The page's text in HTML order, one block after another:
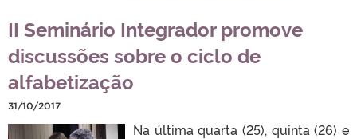
TELEFONES
II Seminário Integrador promove
discussões sobre o ciclo de
alfabetização
31/10/2017
Na última quarta (25), quinta (26) e